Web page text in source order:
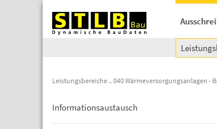
Leistungsbereiche 040 Wärmeversorgungsanlagen -
Informationsaustausch